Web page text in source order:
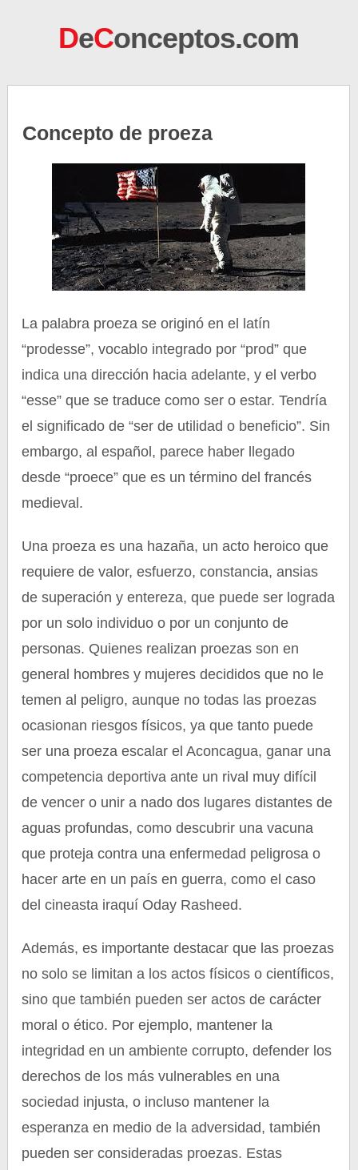
DeConceptos.com
Concepto de proeza
La palabra proeza se originó en el latín
“prodesse”, vocablo integrado por “prod” que
indica una dirección hacia adelante, y el verbo
“esse” que se traduce como ser o estar. Tendría
el significado de “ser de utilidad o beneficio”. Sin
embargo, al español, parece haber llegado
desde “proece” que es un término del francés
medieval.
Una proeza es una hazaña, un acto heroico que
requiere de valor, esfuerzo, constancia, ansias
de superación y entereza, que puede ser lograda
por un solo individuo o por un conjunto de
personas. Quienes realizan proezas son en
general hombres y mujeres decididos que no le
temen al peligro, aunque no todas las proezas
ocasionan riesgos físicos, ya que tanto puede
ser una proeza escalar el Aconcagua, ganar una
competencia deportiva ante un rival muy difícil
de vencer o unir a nado dos lugares distantes de
aguas profundas, como descubrir una vacuna
que proteja contra una enfermedad peligrosa o
hacer arte en un país en guerra, como el caso
del cineasta iraquí Oday Rasheed.
Además, es importante destacar que las proezas
no solo se limitan a los actos físicos o científicos,
sino que también pueden ser actos de carácter
moral o ético. Por ejemplo, mantener la
integridad en un ambiente corrupto, defender los
derechos de los más vulnerables en una
sociedad injusta, o incluso mantener la
esperanza en medio de la adversidad, también
pueden ser consideradas proezas. Estas